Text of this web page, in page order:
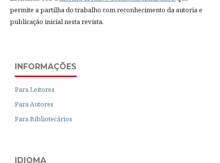
permite a partilha do trabalho com reconhecimento da autoria e
publicação inicial nesta revista.
INFORMAÇÕES
Para Leitores
Para Autores
Para Bibliotecários
IDIOMA